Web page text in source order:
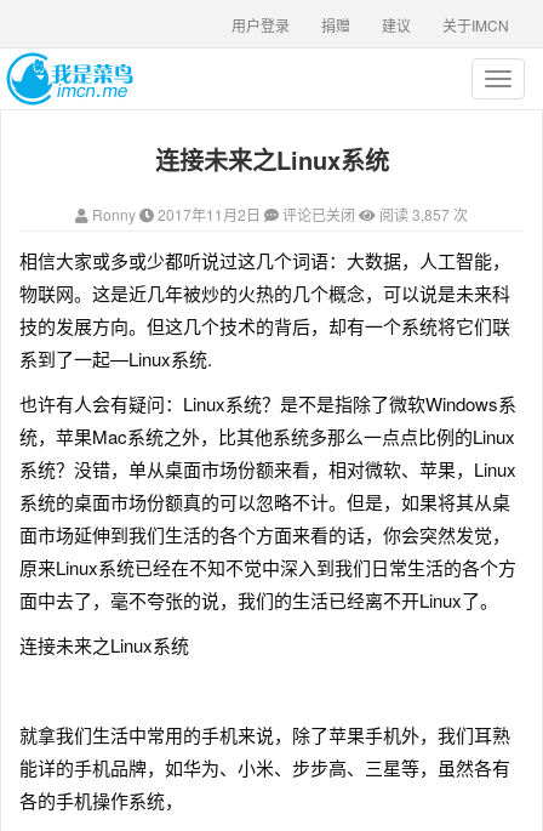
关于IMCN
建议
捐赠
用户登录
T
o
v
i
g
i
o
n
连接未来之Linux系统
Ronny 2017年11月2日 评论已关闭 阅读 3,857 次
相信大家或多或少都听说过这几个词语：大数据，人工智能，
物联网。这是近几年被炒的火热的几个概念，可以说是未来科
技的发展方向。但这几个技术的背后，却有一个系统将它们联
系到了一起—Linux系统.
也许有人会有疑问：Linux系统？是不是指除了微软Windows系
统，苹果Mac系统之外，比其他系统多那么一点点比例的Linux
系统？没错，单从桌面市场份额来看，相对微软、苹果，Linux
系统的桌面市场份额真的可以忽略不计。但是，如果将其从桌
面市场延伸到我们生活的各个方面来看的话，你会突然发觉，
原来Linux系统已经在不知不觉中深入到我们日常生活的各个方
面中去了，毫不夸张的说，我们的生活已经离不开Linux了。
连接未来之Linux系统
就拿我们生活中常用的手机来说，除了苹果手机外，我们耳熟
能详的手机品牌，如华为、小米、步步高、三星等，虽然各有
各的手机操作系统，